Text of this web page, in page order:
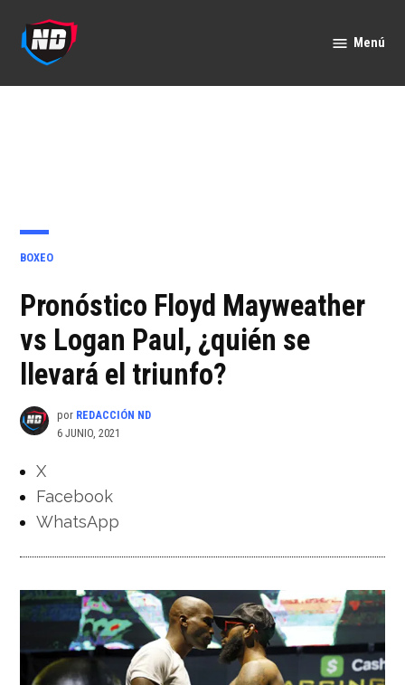
contenido
Menú
PUBLICADO
BOXEO
Pronóstico Floyd Mayweather
vs Logan Paul, ¿quién se
llevará el triunfo?
por REDACCIÓN ND
6 JUNIO, 2021
X
Facebook
WhatsApp